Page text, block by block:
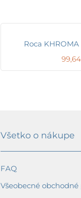
Roca KHROMA
99,64
Všetko o nákupe
FAQ
Všeobecné